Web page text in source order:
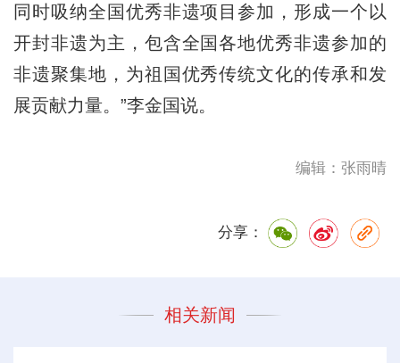
同时吸纳全国优秀非遗项目参加，形成一个以
开封非遗为主，包含全国各地优秀非遗参加的
非遗聚集地，为祖国优秀传统文化的传承和发
展贡献力量。”李金国说。
编辑：张雨晴
分享：
相关新闻